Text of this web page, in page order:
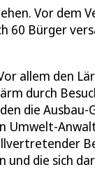
Vor dem
60 Bürger
allem den
durch
die Ausbau-
Umwelt-
die sich